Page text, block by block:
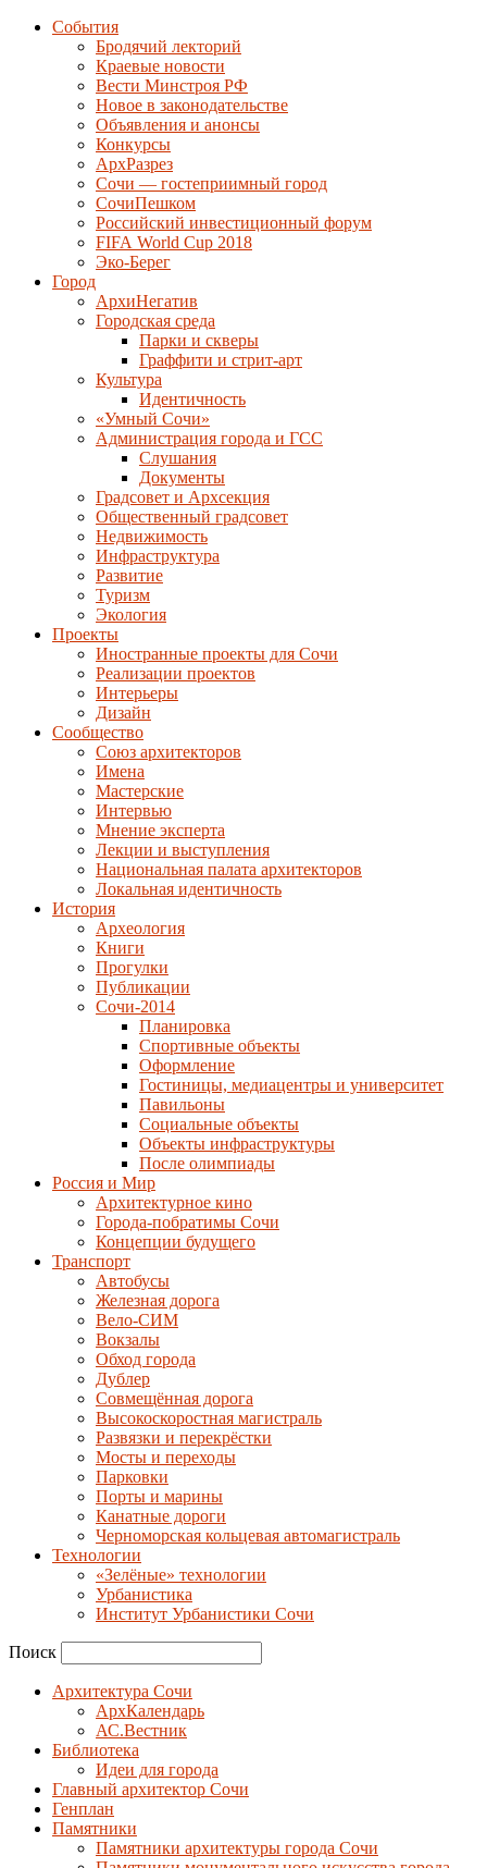
События
Бродячий лекторий
Краевые новости
Вести Минстроя РФ
Новое в законодательстве
Объявления и анонсы
Конкурсы
АрхРазрез
Сочи — гостеприимный город
СочиПешком
Российский инвестиционный форум
FIFA World Cup 2018
Эко-Берег
Город
АрхиНегатив
Городская среда
Парки и скверы
Граффити и стрит-арт
Культура
Идентичность
«Умный Сочи»
Администрация города и ГСС
Слушания
Документы
Градсовет и Архсекция
Общественный градсовет
Недвижимость
Инфраструктура
Развитие
Туризм
Экология
Проекты
Иностранные проекты для Сочи
Реализации проектов
Интерьеры
Дизайн
Сообщество
Союз архитекторов
Имена
Мастерские
Интервью
Мнение эксперта
Лекции и выступления
Национальная палата архитекторов
Локальная идентичность
История
Археология
Книги
Прогулки
Публикации
Сочи-2014
Планировка
Спортивные объекты
Оформление
Гостиницы, медиацентры и университет
Павильоны
Социальные объекты
Объекты инфраструктуры
После олимпиады
Россия и Мир
Архитектурное кино
Города-побратимы Сочи
Концепции будущего
Транспорт
Автобусы
Железная дорога
Вело-СИМ
Вокзалы
Обход города
Дублер
Совмещённая дорога
Высокоскоростная магистраль
Развязки и перекрёстки
Мосты и переходы
Парковки
Порты и марины
Канатные дороги
Черноморская кольцевая автомагистраль
Технологии
«Зелёные» технологии
Урбанистика
Институт Урбанистики Сочи
Поиск
Архитектура Сочи
АрхКалендарь
АС.Вестник
Библиотека
Идеи для города
Главный архитектор Сочи
Генплан
Памятники
Памятники архитектуры города Сочи